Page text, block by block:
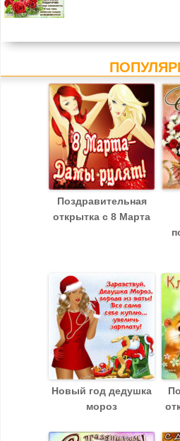
Поздравительная
открытка с 8 Марта
Новый год дедушка
мороз